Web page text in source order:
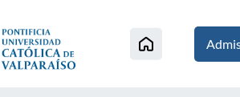
al contenido